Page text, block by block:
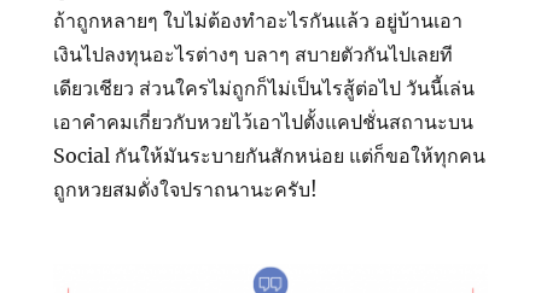
ถ้าถูกหลายๆ ใบไม่ต้องทำอะไรกันแล้ว อยู่บ้านเอา
เงินไปลงทุนอะไรต่างๆ บลาๆ สบายตัวกันไปเลยที
เดียวเชียว ส่วนใครไม่ถูกก็ไม่เป็นไรสู้ต่อไป วันนี้เล่น
เอาคำคมเกี่ยวกับหวยไว้เอาไปตั้งแคปชั่นสถานะบน
Social กันให้มันระบายกันสักหน่อย แต่ก็ขอให้ทุกคน
ถูกหวยสมดั่งใจปราถนานะครับ!